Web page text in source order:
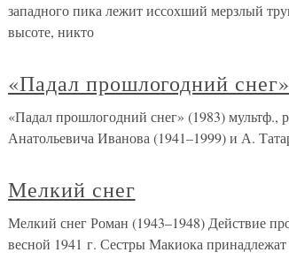
западного пика лежит иссохший мерзлый
высоте, никто
«Падал прошлогодний
«Падал прошлогодний снег» (1983) мультф.,
Анатольевича Иванова (1941–1999) и А.
Мелкий снег
Мелкий снег Роман (1943–1948) Действие
весной 1941 г. Сестры Макиока